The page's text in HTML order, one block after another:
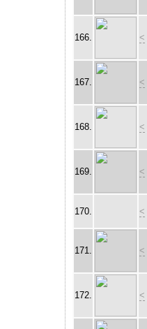
166. <
167. <
168. <
169. <
170. <
171. <
172. <